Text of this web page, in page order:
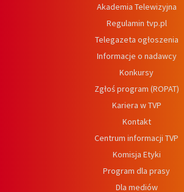
Akademia Telewizyjna
Regulamin tvp.pl
Telegazeta ogłoszenia
Informacje o nadawcy
Konkursy
Zgłoś program (ROPAT)
Kariera w TVP
Kontakt
Centrum informacji TVP
Komisja Etyki
Program dla prasy
Dla mediów